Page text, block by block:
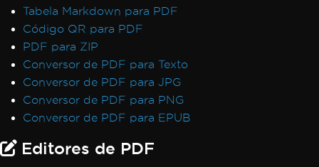
Tabela Markdown para PDF
Código QR para PDF
PDF para ZIP
Conversor de PDF para Texto
Conversor de PDF para JPG
Conversor de PDF para PNG
Conversor de PDF para EPUB
Editores de PDF